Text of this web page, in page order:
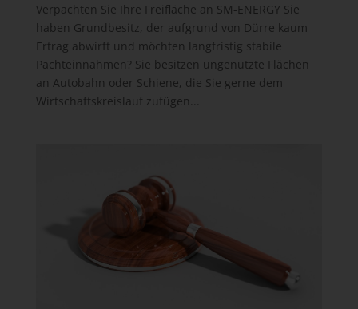
Verpachten Sie Ihre Freifläche an SM-ENERGY Sie
haben Grundbesitz, der aufgrund von Dürre kaum
Ertrag abwirft und möchten langfristig stabile
Pachteinnahmen? Sie besitzen ungenutzte Flächen
an Autobahn oder Schiene, die Sie gerne dem
Wirtschaftskreislauf zufügen...